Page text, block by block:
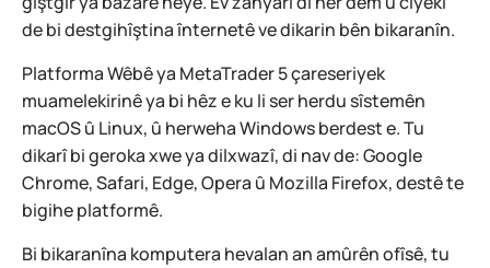
de bi destgihîştina înternetê ve dikarin bên bikaranîn.
Platforma Wêbê ya MetaTrader 5 çareseriyek
muamelekirinê ya bi hêz e ku li ser herdu sîstemên
macOS û Linux, û herweha Windows berdest e. Tu
dikarî bi geroka xwe ya dilxwazî, di nav de: Google
Chrome, Safari, Edge, Opera û Mozilla Firefox, destê te
bigihe platformê.
Bi bikaranîna komputera hevalan an amûrên ofîsê, tu